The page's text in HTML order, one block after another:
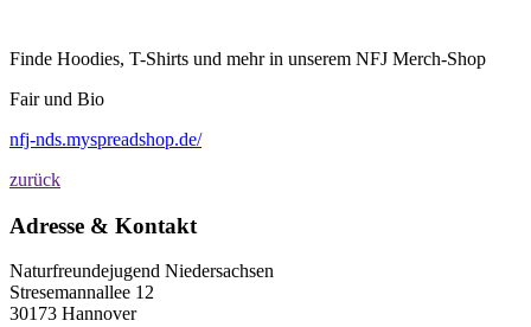
Finde Hoodies, T-Shirts und mehr in unserem NFJ Merch-Shop
Fair und Bio
nfj-nds.myspreadshop.de/
zurück
Adresse & Kontakt
Naturfreundejugend Niedersachsen
Stresemannallee 12
30173 Hannover